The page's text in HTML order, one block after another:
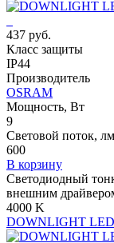
437 руб.
Класс защиты
IP44
Производитель
OSRAM
Мощность, Вт
9
Световой поток, лм
600
В корзину
Светодиодный
внешним
4000 K
DOWNLIGHT